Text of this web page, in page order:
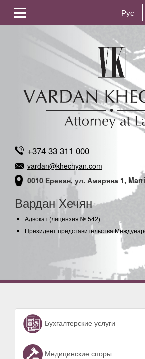
Рус
+374 33 311 000
vardan@khechyan.com
0010 Ереван, ул. Амиряна 1,
Вардан Хечян
Адвокат (лицензия № 542)
Президент представительства
Бухгалтерские услуги
Медицинские споры